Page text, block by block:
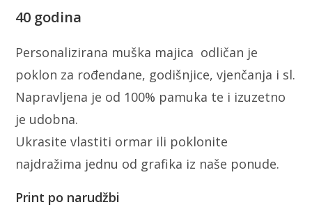
40 godina
Personalizirana muška majica odličan je
poklon za rođendane, godišnjice, vjenčanja i sl.
Napravljena je od 100% pamuka te i izuzetno
je udobna.
Ukrasite vlastiti ormar ili poklonite
najdražima jednu od grafika iz naše ponude.
Print po narudžbi